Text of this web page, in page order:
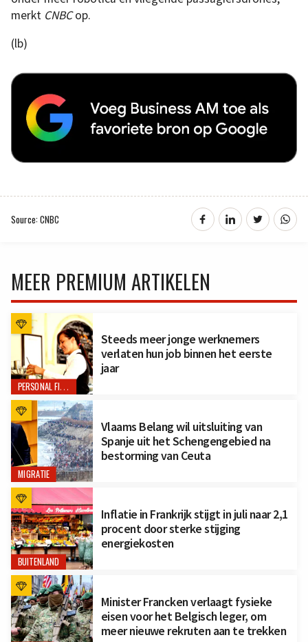
merkt CNBCop.
(lb)
Source: CNBC
MEER PREMIUM ARTIKELEN
PERSONAL FINANCE
Steeds meer jonge werknemers
verlaten hun job binnen het eerste
jaar
MIGRATIE
Vlaams Belang wil uitsluiting van
Spanje uit het Schengengebied na
bestorming van Ceuta
BUITENLAND
Inflatie in Frankrijk stijgt in juli naar 2,1
procent door sterke stijging
energiekosten
Minister Francken verlaagt fysieke
eisen voor het Belgisch leger, om
meer nieuwe rekruten aan te trekken